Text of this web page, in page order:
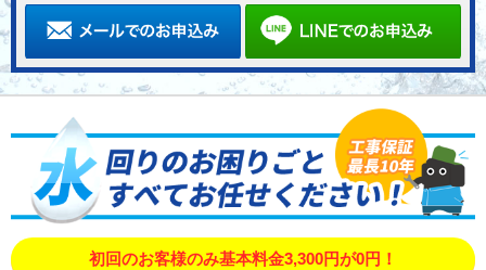
初回のお客様のみ基本料金3,300円が0円！